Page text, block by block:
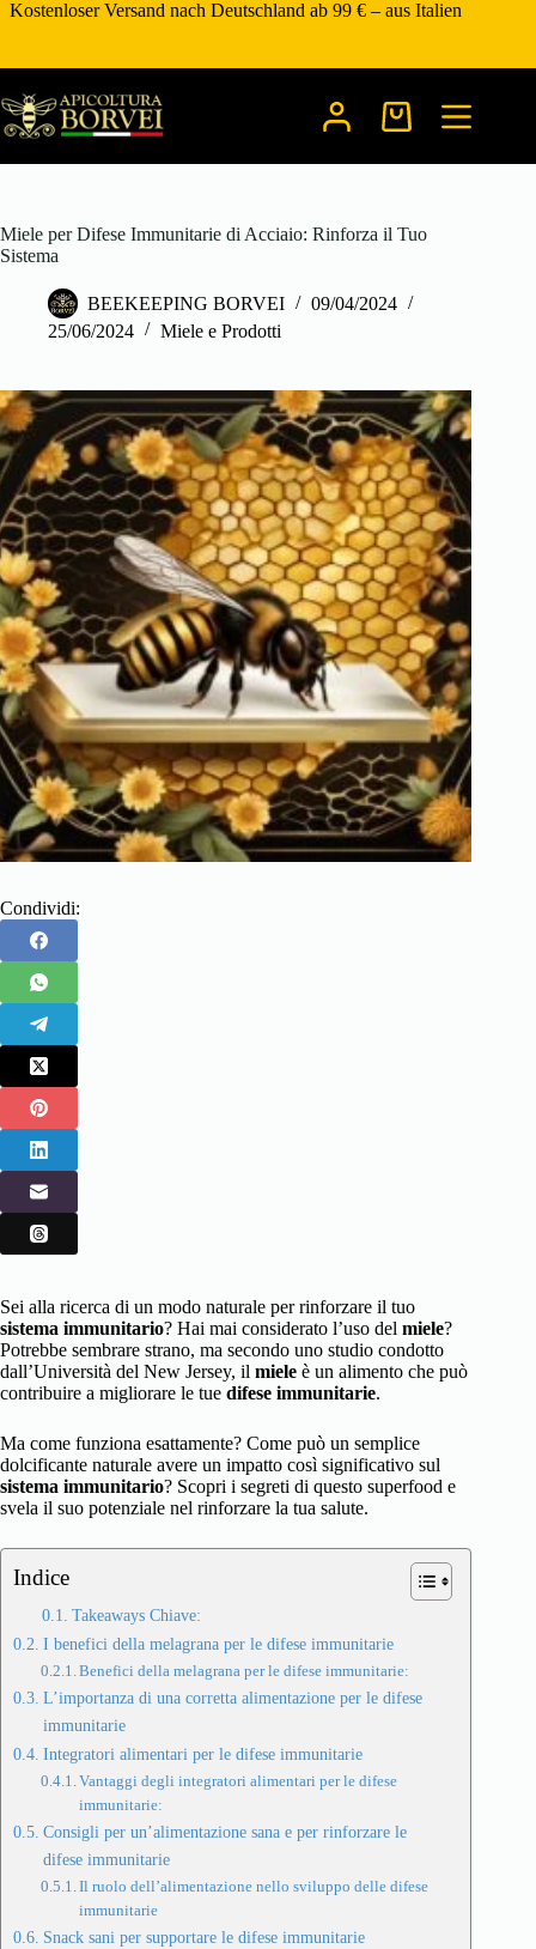
Zum
Kostenloser Versand nach Deutschland ab 99 € – aus Italien
Warenkorb
Miele per Difese Immunitarie di Acciaio: Rinforza il Tuo
Sistema
BEEKEEPING BORVEI
09/04/2024
25/06/2024
Miele e Prodotti
Condividi:
Sei alla ricerca di un modo naturale per rinforzare il tuo
sistema immunitario? Hai mai considerato l’uso del miele?
Potrebbe sembrare strano, ma secondo uno studio condotto
dall’Università del New Jersey, il miele è un alimento che può
contribuire a migliorare le tue difese immunitarie.
Ma come funziona esattamente? Come può un semplice
dolcificante naturale avere un impatto così significativo sul
sistema immunitario? Scopri i segreti di questo superfood e
svela il suo potenziale nel rinforzare la tua salute.
Indice
Takeaways Chiave:
I benefici della melagrana per le difese immunitarie
Benefici della melagrana per le difese immunitarie:
L’importanza di una corretta alimentazione per le difese
immunitarie
Integratori alimentari per le difese immunitarie
Vantaggi degli integratori alimentari per le difese
immunitarie:
Consigli per un’alimentazione sana e per rinforzare le
difese immunitarie
Il ruolo dell’alimentazione nello sviluppo delle difese
immunitarie
Snack sani per supportare le difese immunitarie